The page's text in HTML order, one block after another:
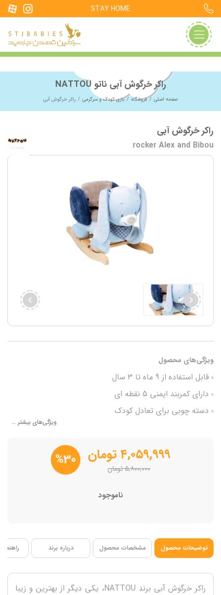
STAY HOME
راکر خرگوش آبی ناتو NATTOU
صفحه اصلی فروشگاه بازی کودک و سرگرمی راکر خرگوش آبی
راکر خرگوش آبی
rocker Alex and Bibou
ویژگی‌های محصول
قابل استفاده از 9 ماه تا 3 سال
دارای کمربند ایمنی 5 نقطه ای
دسته چوبی برای تعادل کودک
ویژگی‌های بیشتر ...
۴,۰۵۹,۹۹۹ تومان
۵,۸۰۰,۰۰۰تومان %30
ناموجود
توضیحات محصول مشخصات محصول درباره برند
راكر خرگوش آبی برند NATTOU، یکی دیگر از بهترین و زیبا